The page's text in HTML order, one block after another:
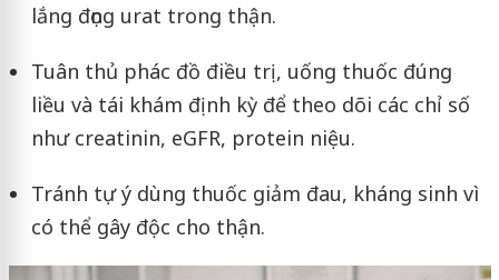
lắng đọng urat trong thận.
Tuân thủ phác đồ điều trị, uống thuốc đúng
liều và tái khám định kỳ để theo dõi các chỉ số
như creatinin, eGFR, protein niệu.
Tránh tự ý dùng thuốc giảm đau, kháng sinh vì
có thể gây độc cho thận.